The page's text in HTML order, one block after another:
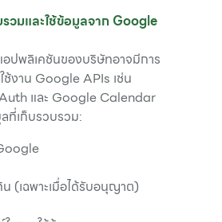
รวมและใช้ข้อมูลจาก Google
อปพลิเคชันของบริษัทอาจมีการ
ช้งาน Google APIs เช่น
และ Google Calendar
ที่เก็บรวบรวม:
(เฉพาะเมื่อได้รับอนุญาต)